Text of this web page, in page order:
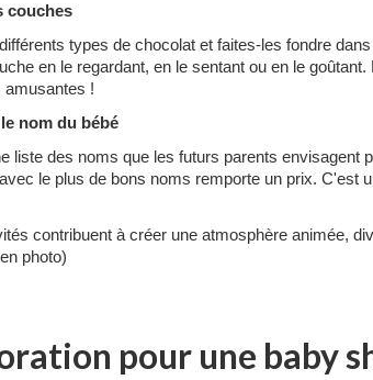
couches
types de chocolat et faites-les fondre
en le regardant, en le sentant ou en le
amusantes !
nom du bébé
liste des noms que les futurs parents
le plus de bons noms remporte un prix. C'est
contribuent à créer une atmosphère animée,
photo)
pour une baby